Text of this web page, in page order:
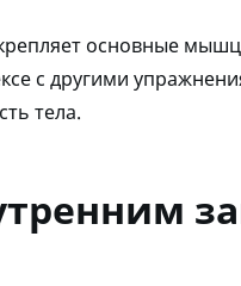
основные
с другими
тела.